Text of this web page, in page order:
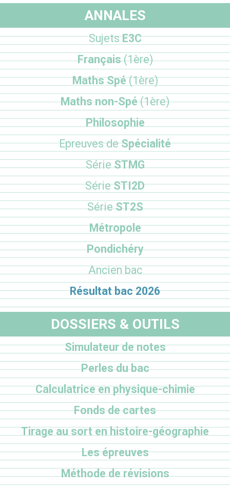
ANNALES
SujetsE3C
Français(1ère)
Maths Spé(1ère)
Maths non-Spé(1ère)
Philosophie
Epreuves deSpécialité
SérieSTMG
SérieSTI2D
SérieST2S
Métropole
Pondichéry
Ancien bac
Résultat bac 2026
DOSSIERS & OUTILS
Simulateur de notes
Perles du bac
Calculatrice en physique-chimie
Fonds de cartes
Tirage au sort en histoire-géographie
Les épreuves
Méthode de révisions